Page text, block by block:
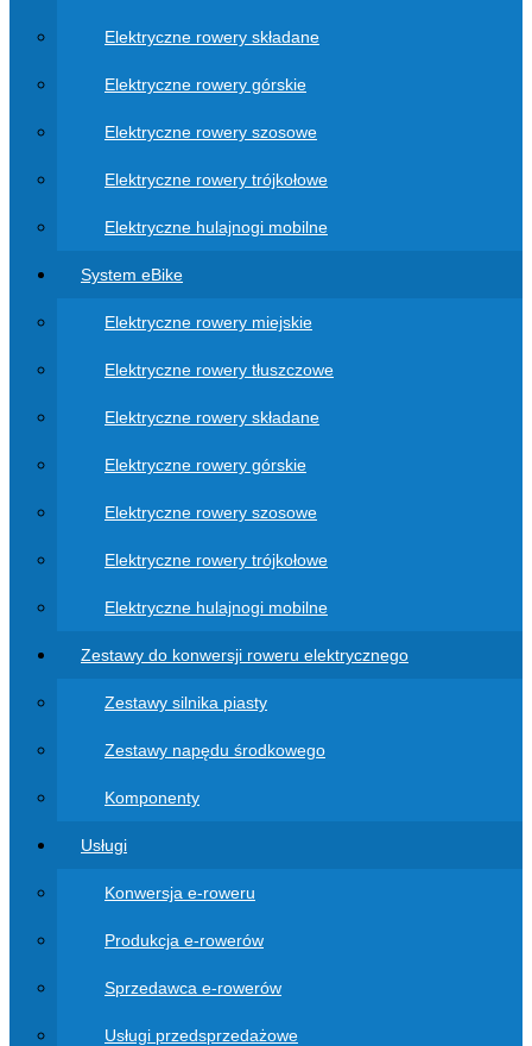
Elektryczne rowery składane
Elektryczne rowery górskie
Elektryczne rowery szosowe
Elektryczne rowery trójkołowe
Elektryczne hulajnogi mobilne
System eBike
Elektryczne rowery miejskie
Elektryczne rowery tłuszczowe
Elektryczne rowery składane
Elektryczne rowery górskie
Elektryczne rowery szosowe
Elektryczne rowery trójkołowe
Elektryczne hulajnogi mobilne
Zestawy do konwersji roweru elektrycznego
Zestawy silnika piasty
Zestawy napędu środkowego
Komponenty
Usługi
Konwersja e-roweru
Produkcja e-rowerów
Sprzedawca e-rowerów
Usługi przedsprzedażowe